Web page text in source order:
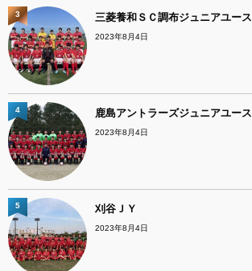
三菱養和ＳＣ調布ジュニアユース
2023年8月4日
3
鹿島アントラーズジュニアユース
2023年8月4日
4
刈谷ＪＹ
2023年8月4日
5